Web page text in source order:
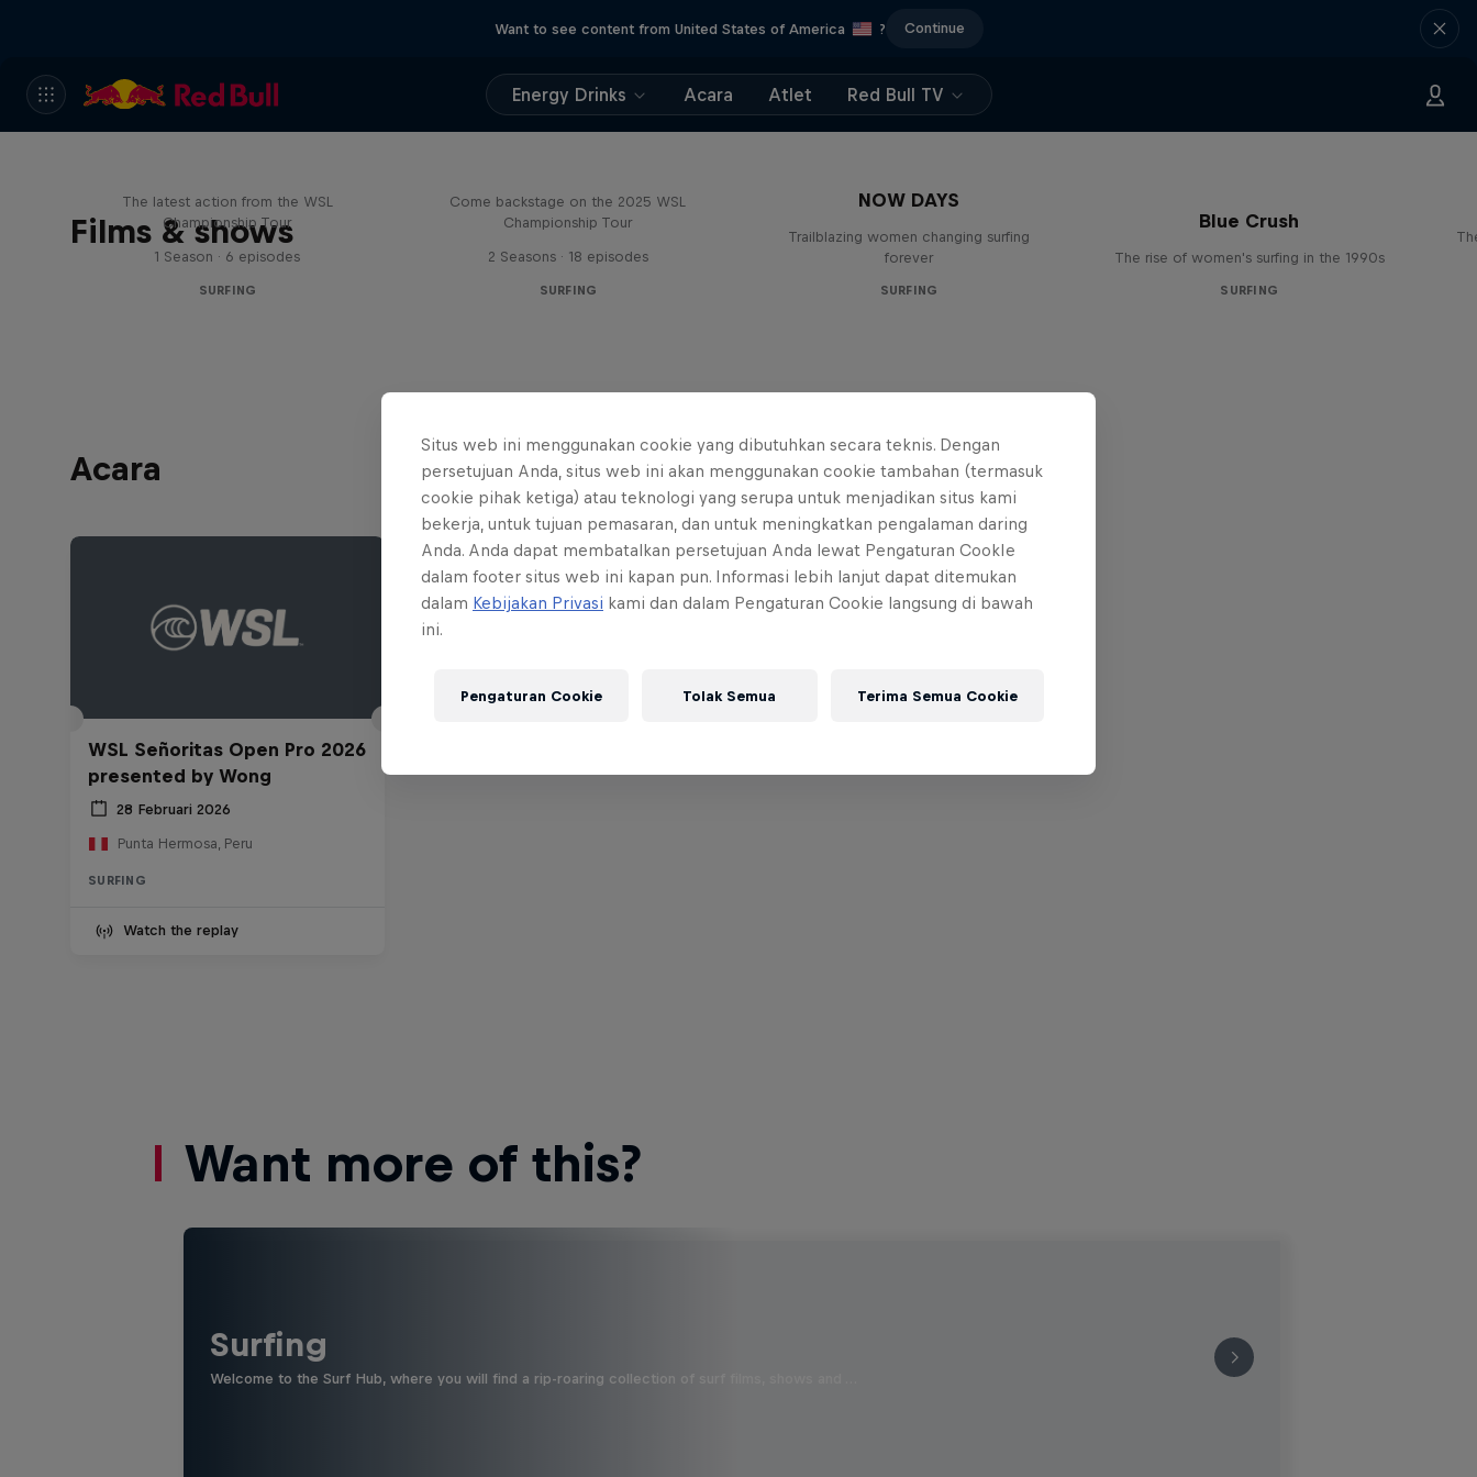
Want to see content from United States of America ? Continue
Energy Drinks Acara Atlet Red Bull TV
Films & shows
The latest action from the WSL
Championship Tour
1 Season · 6 episodes
SURFING
Come backstage on the 2025 WSL
Championship Tour
2 Seasons · 18 episodes
SURFING
NOW DAYS
Trailblazing women changing surfing
forever
SURFING
Blue Crush
The rise of women's surfing in the 1990s
SURFING
Acara
WSL Señoritas Open Pro 2026
presented by Wong
28 Februari 2026
Punta Hermosa, Peru
SURFING
Watch the replay
Want more of this?
Surfing
Welcome to the Surf Hub, where you will find a rip-roaring collection of surf films, shows and …
Situs web ini menggunakan cookie yang dibutuhkan secara teknis. Dengan
persetujuan Anda, situs web ini akan menggunakan cookie tambahan (termasuk
cookie pihak ketiga) atau teknologi yang serupa untuk menjadikan situs kami
bekerja, untuk tujuan pemasaran, dan untuk meningkatkan pengalaman daring
Anda. Anda dapat membatalkan persetujuan Anda lewat Pengaturan CookIe
dalam footer situs web ini kapan pun. Informasi lebih lanjut dapat ditemukan
dalam Kebijakan Privasi kami dan dalam Pengaturan Cookie langsung di bawah
ini.
Pengaturan Cookie Tolak Semua Terima Semua Cookie